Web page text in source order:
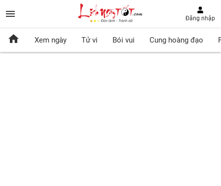
Đăng nhập
Xem ngày Tử vi Bói vui Cung hoàng đạo